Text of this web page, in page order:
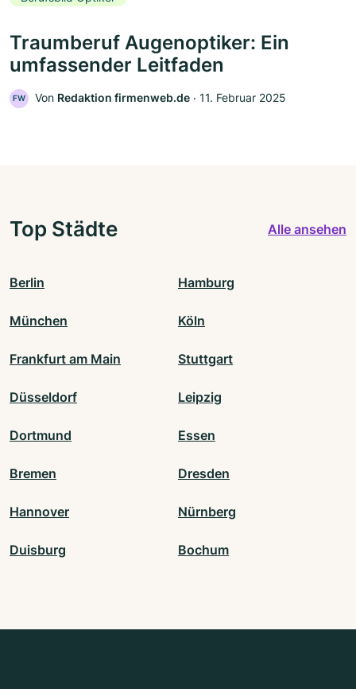
Traumberuf Augenoptiker: Ein
umfassender Leitfaden
FW Von Redaktion firmenweb.de ‧ 11. Februar 2025
Top Städte Alle ansehen
Berlin Hamburg
München Köln
Frankfurt am Main Stuttgart
Düsseldorf Leipzig
Dortmund Essen
Bremen Dresden
Hannover Nürnberg
Duisburg Bochum